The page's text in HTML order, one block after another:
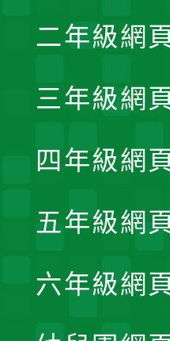
二年級網
三年級網
四年級網
五年級網
六年級網